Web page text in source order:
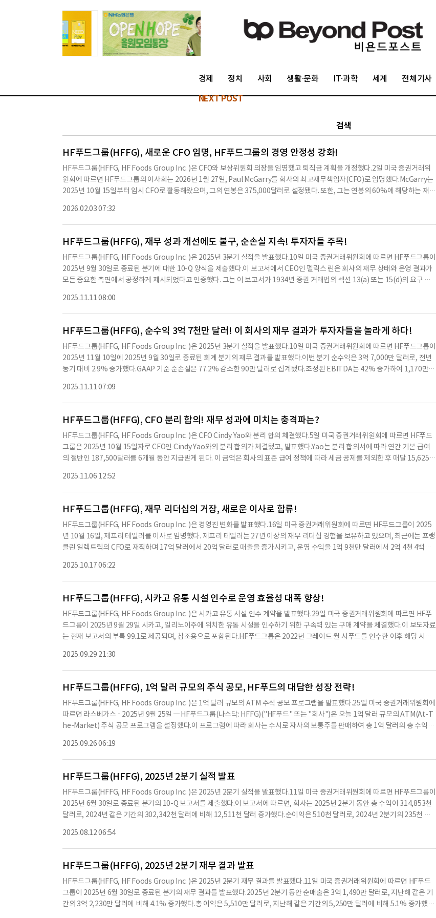
경제 정치 사회 생활·문화 IT·과학 세계 전체기사
NEXT POST
검색
HF푸드그룹(HFFG), 새로운 CFO 임명, HF푸드그룹의 경영 안정성 강화!
HF푸드그룹(HFFG, HF Foods Group Inc. )은 CFO와 보상위원회 의장을 임명했고 퇴직금 계획을 개정했다.2일 미국 증권거래위
원회에 따르면 HF푸드그룹의 이사회는 2026년 1월 27일, Paul McGarry를 회사의 최고재무책임자(CFO)로 임명했다.McGarry는
2025년 10월 15일부터 임시 CFO로 활동해왔으며, 그의 연봉은 375,000달러로 설정됐다. 또한, 그는 연봉의 60%에 해당하는 재량
fery Taylor를 보상위원회 의장으로 임명하고, 그의 연간 보수는 15,000달러 인상됐다.2026년 1월 27일, 이사회는 HF푸드그룹 퇴
직금 계획을 개정하여, '핵심 임원'의 정의를 '핵심 직원'으로 변경하고, 퇴직금 지급 자격 기간을 연장했다. 이 개정안은 특정 임원 및
직원이 '정당한 사유' 없이 고용 종료 시 퇴직금을 받을 수 있도록 하며, 퇴직금 지급은 개인의 직책 및 고용 종료 시점에 따라 달라진
다.이 퇴직금 계획은 모든 이전의 퇴직금 계획을 대체하며, 퇴직금 지급은 회사의 일반 자산에서 이루어진다. 퇴직금 지급은 월별 또
는 일시불로 이루어질 수 있으며, COBRA에 따라 건강 보험료도 지급된다.이 외에도, HF푸드그룹은 퇴직금 지급을 위한 서면 동의
서인 'Form Release'를 요구하며, 이를 서명하지 않거나 철회할 경우 퇴직금을 받을 수 없다.현재 HF푸드그룹의 재무상태는 안정
적이며, CFO의 임명과 보상위원회 의장의 임명은 회사의 경영 안정성을 더욱 강화할 것으로 기대된다.※ 본 컨텐츠는 AI API를 이용
2026.02.03 07:32
HF푸드그룹(HFFG), 재무 성과 개선에도 불구, 순손실 지속! 투자자들 주목!
HF푸드그룹(HFFG, HF Foods Group Inc. )은 2025년 3분기 실적을 발표했다.10일 미국 증권거래위원회에 따르면 HF푸드그룹이
2025년 9월 30일로 종료된 분기에 대한 10-Q 양식을 제출했다.이 보고서에서 CEO인 펠릭스 린은 회사의 재무 상태와 운영 결과가
모든 중요한 측면에서 공정하게 제시되었다고 인증했다. 그는 이 보고서가 1934년 증권 거래법의 섹션 13(a) 또는 15(d)의 요구 사
게 제시한다고 인증했다. 이 보고서는 2025년 11월 10일에 제출되었으며, 회사는 SEC에 제출된 모든 정보가 정확하다고 강조했다.
HF푸드그룹은 2025년 3분기 동안 총 수익이 306,978천 달러로, 전년 동기 대비 2.9% 증가했다고 보고했다. 운영 수익은 1,120천
달러로, 전년 동기 대비 609천 달러 증가했다. 그러나 순손실은 874천 달러로, 전년 동기 대비 개선됐다. 9개월 동안의 총 수익은 92
0,259천 달러로, 전년 동기 대비 2.7% 증가했다.회사는 2025년 9월 30일 기준으로 약 1,200만 달러의 현금을 보유하고 있으며, 6,7
16천 달러의 미지급 수표와 4,980만 달러의 추가 자금 접근이 가능하다고 밝혔다. 이러한 재무 상태는 회사가 향후 12개월 동안 정상
적인 운영 자본 요구를 충족할 수 있는 충분한 현금 흐름을 생성할 수 있음을 시사한다.HF푸드그룹은 또한 2025년 10월 17일에 유
타주에 위치한 창고를 460만 달러에 판매하기로 합의했으며, 이 거래는 4분기 중에 마감될 예정이다. 이 거래는 현재 고객에게 큰 영
2025.11.11 08:00
HF푸드그룹(HFFG), 순수익 3억 7천만 달러! 이 회사의 재무 결과가 투자자들을 놀라게 하다!
HF푸드그룹(HFFG, HF Foods Group Inc. )은 2025년 3분기 실적을 발표했다.10일 미국 증권거래위원회에 따르면 HF푸드그룹이
2025년 11월 10일에 2025년 9월 30일로 종료된 회계 분기의 재무 결과를 발표했다.이번 분기 순수익은 3억 7,000만 달러로, 전년
동기 대비 2.9% 증가했다.GAAP 기준 순손실은 77.2% 감소한 90만 달러로 집계됐다.조정된 EBITDA는 42% 증가하여 1,170만
다.총 이익은 5,0409만 달러로, 전년 동기 대비 소폭 증가했다.순손실은 874,000 달러로, 전년 동기 대비 296만 달러 감소했다.주당
손실은 0.02 달러로, 전년 동기 대비 0.05 달러 증가했다.조정된 EBITDA는 1,1748만 달러로, 전년 동기 대비 3,443만 달러 증가했
다.2025년 9월 30일 기준으로 회사의 현금은 1,232만 달러, 미지급 수표는 212만 달러, 4,980만 달러의 추가 자금 접근이 가능하다.
회사는 운영 자금 및 기타 자본 요구 사항을 주로 운영에서 발생한 현금 흐름과 은행 대출로 충당하고 있다.HF푸드그룹의 경영진은
오늘 오후 1시 30분(태평양 표준시)에 재무 결과에 대한 라이브 컨퍼런스 콜을 개최할 예정이다.HF푸드그룹은 미국 전역의 아시아
레스토랑 및 기타 식품 서비스 고객에게 신선한 농산물, 냉동 및 건조 식품, 비식품 제품을 주로 유통하는 선도적인 마케팅 및 유통업
체이다.현재 회사의 재무 상태는 안정적이며, 향후 성장 가능성이 높다.※ 본 컨텐츠는 AI API를 이용하여 요약한 내용으로 수치나 문
2025.11.11 07:09
HF푸드그룹(HFFG), CFO 분리 합의! 재무 성과에 미치는 충격파는?
HF푸드그룹(HFFG, HF Foods Group Inc. )은 CFO Cindy Yao와 분리 합의 체결했다.5일 미국 증권거래위원회에 따르면 HF푸드
그룹은 2025년 10월 15일자로 CFO인 Cindy Yao와의 분리 합의가 체결됐고, 발표했다.Yao는 분리 합의서에 따라 연간 기본 급여
의 절반인 187,500달러를 6개월 동안 지급받게 된다. 이 금액은 회사의 표준 급여 정책에 따라 세금 공제를 제외한 후 매달 15,625달
운 고용이 시작되면 회사에 통지해야 하며, 이 경우 회사는 지급 중단 및 중복 지급된 금액을 환수할 수 있다. 분리 합의서의 조건은 회
사의 모든 보도자료에서 Yao의 분리를 상호 합의로 설명하는 것을 포함한다.Yao는 2025년 10월 30일에 서명된 분리 합의서에 따라
모든 회사 기록을 반환해야 하며, 회사는 Yao의 최종 급여를 지급할 예정이다. 이 합의서는 회사와 Yao 간의 법적 구속력을 가지며, Y
ao는 회사의 모든 당사자에 대해 모든 청구를 포기하는 내용이 포함되어 있다.Yao는 이 합의서에 서명하기 전에 변호사와 상담할 권
리가 있으며, 21일의 검토 기간이 주어졌다. HF푸드그룹은 이 합의서가 2025년 10월 15일에 효력이 발생한다고 밝혔다.Yao는 이
합의서에 서명함으로써 회사와의 모든 관계를 종료하게 된다. 현재 HF푸드그룹의 재무 상태는 Yao의 분리와 관련된 비용이 발생할
것으로 예상되며, 이는 향후 재무 성과에 영향을 미칠 수 있다. 회사는 Yao의 분리로 인해 발생하는 비용을 관리하고, 향후 경영 전략
2025.11.06 12:52
HF푸드그룹(HFFG), 재무 리더십의 거장, 새로운 이사로 합류!
HF푸드그룹(HFFG, HF Foods Group Inc. )은 경영진 변화를 발표했다.16일 미국 증권거래위원회에 따르면 HF푸드그룹이 2025
년 10월 16일, 제프리 테일러를 이사로 임명했다. 제프리 테일러는 27년 이상의 재무 리더십 경험을 보유하고 있으며, 최근에는 프랭
클린 일렉트릭의 CFO로 재직하며 17억 달러에서 20억 달러로 매출을 증가시키고, 운영 수익을 1억 9천만 달러에서 2억 4천 4백만
을 개발했다.HF푸드그룹의 CEO인 펠릭스 린은 "제프를 이사회에 맞이하게 되어 매우 기쁘다.그의 광범위한 경험과 성공적인 성장
이력은 우리의 전략적 목표와 완벽하게 일치한다"고 말했다. 또한, HF푸드그룹은 CFO 전환을 발표했다. 폴 맥가리, 회사의 부사장
겸 기업 회계 담당자가 2025년 10월 15일부로 임시 CFO로 임명되었으며, 이는 신임 CFO를 찾는 과정에서 이루어진 결정이다. 맥가
리는 HF푸드그룹의 비즈니스 운영에 대한 깊은 지식을 보유하고 있으며, 린은 "폴이 이 전환 기간 동안 원활한 리더십을 제공할 것이
라고 확신한다"고 밝혔다.맥가리는 2025년 2월 6일에 체결된 고용 제안서에 따라 연봉 240,000 달러를 받으며, 임시 CFO로서 월 1
0,000 달러의 추가 수당을 받게 된다. 또한, 2025년 연간 보고서인 10-K를 기한 내에 제출할 경우 50,000 달러의 보너스를 지급받는
다. HF푸드그룹은 아시아 레스토랑 및 기타 비즈니스에 국제 식품 서비스 솔루션을 제공하는 선도적인 유통업체로, 라스베이거스에
할때는 컨텐츠 원문을 필히 필독하시기
2025.10.17 06:22
HF푸드그룹(HFFG), 시카고 유통 시설 인수로 운영 효율성 대폭 향상!
HF푸드그룹(HFFG, HF Foods Group Inc. )은 시카고 유통 시설 인수 계약을 발표했다.29일 미국 증권거래위원회에 따르면 HF푸
드그룹이 2025년 9월 29일 시카고, 일리노이주에 위치한 유통 시설을 인수하기 위한 구속력 있는 구매 계약을 체결했다.이 보도자료
는 현재 보고서의 부록 99.1로 제공되며, 참조용으로 포함된다.HF푸드그룹은 2022년 그레이트 월 시푸드를 인수한 이후 해당 시설
화하기 위한 지속적인 변혁 계획의 일환으로 진행된다.시설을 인수함으로써 HF푸드그룹은 임대 계약을 조기에 종료하고 운영 비용
을 개선하며, 추가 용량을 성장시키고 통합 기회를 추진하기 위해 시설에 투자할 수 있게 된다.회사는 이전에 발표한 시장 내 주식 공
모 프로그램이 시카고 창고 인수와 같은 투자를 신속하게 진행할 수 있는 재정적 유연성을 제공할 것이라고 믿고 있다.이 프로그램은
운영 자본, 자본 지출 및 가능한 인수 또는 사업 확장을 위한 추가 유동성을 제공할 것으로 예상된다.HF푸드그룹의 사장 겸 CEO인 펠
릭스 린은 "우리가 지속적으로 변혁 계획을 성공적으로 실행해 나가면서, 이번 인수는 HF푸드그룹의 미래 성장을 위한 중요한 이정
표가 된다"고 말했다.그는 "이 시설은 우리의 중서부 유통 네트워크의 핵심 기초가 되었으며, 향후 몇 년 동안 이 중요한 지역에서 우
리의 존재감을 더욱 확장할 것으로 기대한다"고 덧붙였다.또한, 이번 인수는 HF푸드그룹의 시카고 지역에 대한 헌신을 심화시키고,
타 식품 서비스 고객에게 신선한 농산물, 냉동 및 건조 식품, 비식품 제품을 주로 마케팅하고 유통
2025.09.29 21:30
HF푸드그룹(HFFG), 1억 달러 규모의 주식 공모, HF푸드의 대담한 성장 전략!
HF푸드그룹(HFFG, HF Foods Group Inc. )은 1억 달러 규모의 ATM 주식 공모 프로그램을 발표했다.25일 미국 증권거래위원회에
따르면 라스베가스 – 2025년 9월 25일 — HF푸드그룹(나스닥: HFFG)("HF푸드" 또는 "회사")은 오늘 1억 달러 규모의 ATM(At-T
he-Market) 주식 공모 프로그램을 설정했다.이 프로그램에 따라 회사는 수시로 자사의 보통주를 판매하여 총 1억 달러의 총 수익을
해 판매되는 보통주로부터의 순수익을 주로 일반 기업 목적에 사용할 계획이며, 여기에는 운영 자본 제공, 자본 지출 자금 조달, 사업
확장 또는 인수에 대한 비용 지불 등이 포함될 수 있다. 주식은 2025년 9월 25일자 회사의 선반 등록신청서(파일 번호 333-281918)
에 따른 증권청(SEC) 등록에 따라 발행된다.투자하기 전에 투자자는 ATM 프로그램과 관련된 증권청에 제출된 문서 및 보충 설명서
를 읽어야 하며, HF푸드에 대한 보다 완전한 정보를 얻기 위해 SEC 웹사이트(www.sec.gov) 또는 회사 웹사이트(https://investo
rs.hffoodsgroup.com/financials/sec-filings)를 방문할 수 있다.D.A. Davidson & Co.와 Roth Capital Partners, LLC는 이
번 공모의 판매 대리인으로 활동한다. 이 보도 자료는 판매 제안이나 구매 제안의 요청을 구성하지 않으며, 이러한 증권의 판매는 해
당 주 또는 관할권의 증권법에 따라 등록 또는 자격이 없을 경우 불법이므로 이루어지지 않는다. HF푸드그룹 소개 HF푸드그룹은 미
2025.09.26 06:19
HF푸드그룹(HFFG), 2025년 2분기 실적 발표
HF푸드그룹(HFFG, HF Foods Group Inc. )은 2025년 2분기 실적을 발표했다.11일 미국 증권거래위원회에 따르면 HF푸드그룹이
2025년 6월 30일로 종료된 분기의 10-Q 보고서를 제출했다.이 보고서에 따르면, 회사는 2025년 2분기 동안 총 수익이 314,853천
달러로, 2024년 같은 기간의 302,342천 달러에 비해 12,511천 달러 증가했다.순이익은 510천 달러로, 2024년 2분기의 235천 달
다.회사는 2025년 2분기 동안 매출 총이익이 55,132천 달러로, 2024년 2분기의 52,465천 달러에 비해 증가했으며, 매출 총이익률
은 17.5%로 유지됐다.배급, 판매 및 관리 비용은 51,013천 달러로, 2024년 2분기의 49,840천 달러에 비해 증가했다.회사는 또한 2
025년 6월 30일 기준으로 현금이 약 15,650천 달러이며, 7,000천 달러의 미지급 수표와 125,000천 달러의 신용 한도에서 약 57,8
00천 달러의 추가 자금에 접근할 수 있다고 밝혔다.HF푸드그룹은 2025년 2분기 동안의 실적을 바탕으로 향후 성장 가능성을 높이
기 위한 여러 가지 전략을 추진하고 있으며, 특히 중앙 집중식 구매 및 디지털 전환을 통해 운영 효율성을 높이고 있다.회사는 2025년
6월 30일 기준으로 100,614천 달러의 장기 부채를 보유하고 있으며, 이자 비용은 2,817천 달러로 감소했다.HF푸드그룹의 현재 재
무 상태는 안정적이며, 향후 성장 가능성을 위한 다양한 전략을 추진하고 있다.※ 본 컨텐츠는 AI API를 이용하여 요약한 내용으로 수
2025.08.12 06:54
HF푸드그룹(HFFG), 2025년 2분기 재무 결과 발표
HF푸드그룹(HFFG, HF Foods Group Inc. )은 2025년 2분기 재무 결과를 발표했다.11일 미국 증권거래위원회에 따르면 HF푸드
그룹이 2025년 6월 30일로 종료된 분기의 재무 결과를 발표했다.2025년 2분기 동안 순매출은 3억 1,490만 달러로, 지난해 같은 기
간의 3억 2,230만 달러에 비해 4.1% 증가했다.총 이익은 5,510만 달러로, 지난해 같은 기간의 5,250만 달러에 비해 5.1% 증가했으